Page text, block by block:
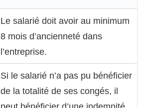
Le salarié doit avoir au minimum
8 mois d’ancienneté dans
l’entreprise.
Si le salarié n’a pas pu bénéficier
de la totalité de ses congés, il